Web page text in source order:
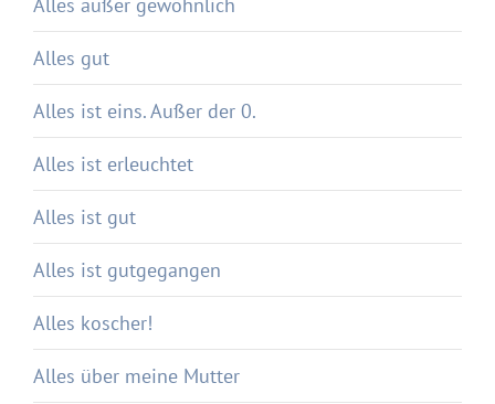
Alles gut
Alles ist eins. Außer der 0.
Alles ist erleuchtet
Alles ist gut
Alles ist gutgegangen
Alles koscher!
Alles über meine Mutter